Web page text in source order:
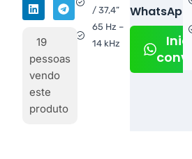
/ 37,4”
65 Hz –
14 kHz
WhatsApp!
19
pessoas
vendo
este
produto